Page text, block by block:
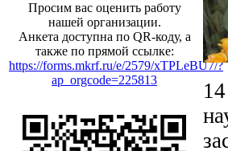
Просим вас оценить работу
нашей организации.
Анкета доступна по QR-коду, а
также по прямой ссылке:
https://forms.mkrf.ru/e/2579/xTPLeBU7/?
ap_orgcode=225813